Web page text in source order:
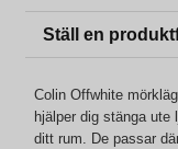
Ställ en
Colin Offwhite
hjälper dig stänga
ditt rum. De passar